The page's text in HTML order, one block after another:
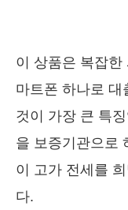
이 상품은 복잡한
마트폰 하나로
것이 가장 큰 특
을 보증기관으로
이 고가 전세를
다.